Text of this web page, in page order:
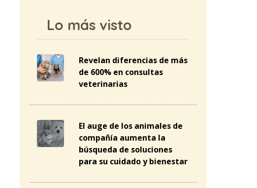
Lo más visto
Revelan diferencias de más
de 600% en consultas
veterinarias
El auge de los animales de
compañía aumenta la
búsqueda de soluciones
para su cuidado y bienestar